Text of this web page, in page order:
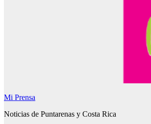
Mi Prensa
Noticias de Puntarenas y Costa Rica